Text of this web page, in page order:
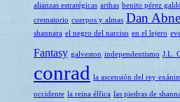
alianzas estratégicas arthas benito pérez
crematorio cuerpos y almas Dan
shannara el negro del narciso en el lejero
Fantasy galveston independentismo J.L.
conrad la ascensión del rey
occidente la reina élfica las piedras de